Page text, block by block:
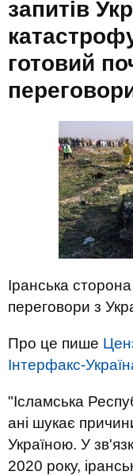
запитів
готовий
Іранська
переговори з
Про це пише
Інтерфакс-
"Ісламська
ані шукає
Україною. У
2020 року,